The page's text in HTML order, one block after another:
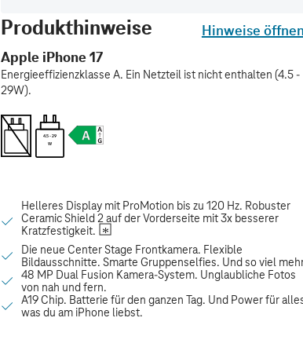
Produkthinweise
Hinweise
Apple iPhone 17
Energieeffizienzklasse A. Ein Netzteil ist nicht enthalten (4.5 -
29W).
4.5 - 29
W